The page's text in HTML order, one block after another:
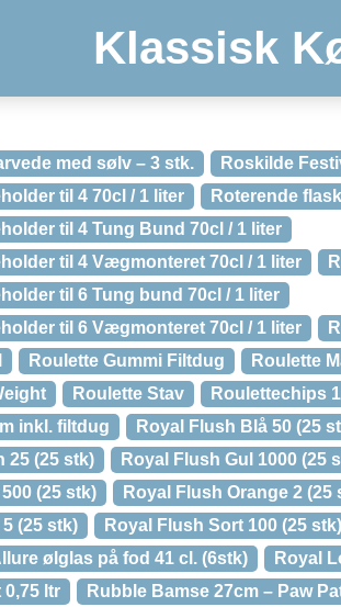
Klassisk
med sølv – 3 stk. Roskilde
til 4 70cl / 1 liter
Roterende
til 4 Tung Bund 70cl / 1 liter
til 4 Vægmonteret 70cl / 1 liter
til 6 Tung bund 70cl / 1 liter
til 6 Vægmonteret 70cl / 1 liter
Roulette Gummi Filtdug Roulette
Roulette Stav Roulettechips
inkl. filtdug
Royal Flush Blå 50 (25
25 (25 stk)
Royal Flush Gul 1000 (25
(25 stk)
Royal Flush Orange 2 (25
(25 stk)
Royal Flush Sort 100 (25 stk)
ølglas på fod 41 cl. (6stk)
Royal
0,75 ltr
Rubble Bamse 27cm – Paw